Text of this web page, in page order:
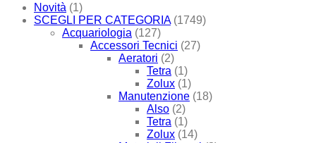
Novità (1)
SCEGLI PER CATEGORIA (1749)
Acquariologia (127)
Accessori Tecnici (27)
Aeratori (2)
Tetra (1)
Zolux (1)
Manutenzione (18)
Also (2)
Tetra (1)
Zolux (14)